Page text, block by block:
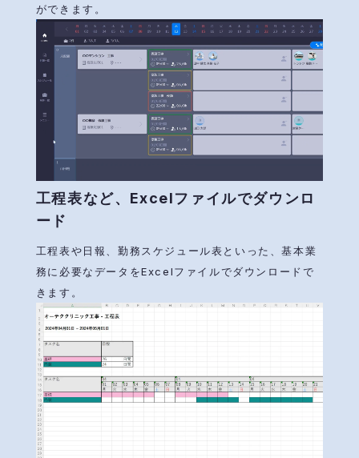
ができます。
工程表など、Excelファイルでダウンロ
ード
工程表や日報、勤務スケジュール表といった、基本業
務に必要なデータをExcelファイルでダウンロードで
きます。